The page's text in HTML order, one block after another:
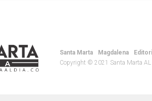
Santa Marta Magdalena
Copyright © 2021 Santa Marta AL